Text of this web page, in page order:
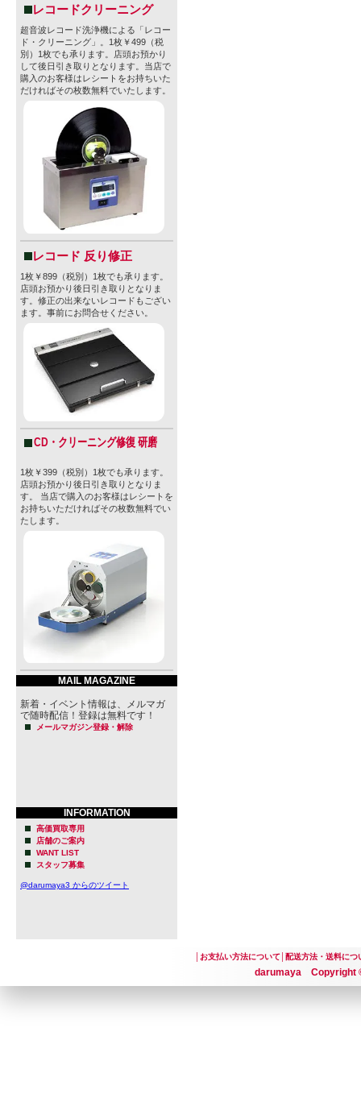
レコードクリーニング
超音波レコード洗浄機による「レコー
ド・クリーニング」。1枚￥499（税
別）1枚でも承ります。店頭お預かり
して後日引き取りとなります。当店で
購入のお客様はレシートをお持ちいた
だければその枚数無料でいたします。
レコード 反り修正
1枚￥899（税別）1枚でも承ります。
店頭お預かり後日引き取りとなりま
す。修正の出来ないレコードもござい
ます。事前にお問合せください。
CD・クリーニング修復 研磨
1枚￥399（税別）1枚でも承ります。
店頭お預かり後日引き取りとなりま
す。 当店で購入のお客様はレシートを
お持ちいただければその枚数無料でい
たします。
MAIL MAGAZINE
新着・イベント情報は、メルマガ
で随時配信！登録は無料です！
メールマガジン登録・解除
INFORMATION
高価買取専用
店舗のご案内
WANT LIST
スタッフ募集
@darumaya3 からのツイート
お支払い方法について│ 配送方法・送料につ
darumaya Copyright